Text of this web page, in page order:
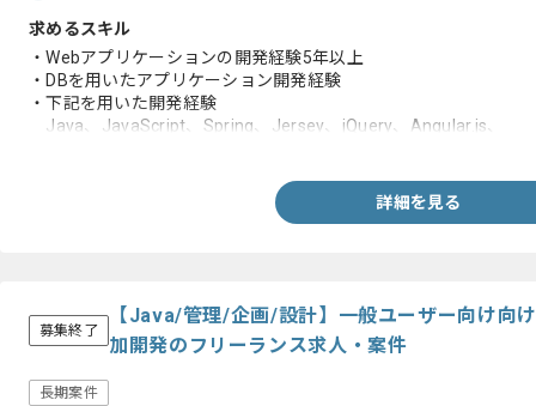
求めるスキル
・Webアプリケーションの開発経験5年以上
・DBを用いたアプリケーション開発経験
・下記を用いた開発経験
Java、JavaScript、Spring、Jersey、jQuery、Angular.js、
詳細を見る
募集終了
【Java/管理/企画/設計】一般ユーザー向け向
加開発のフリーランス求人・案件
長期案件